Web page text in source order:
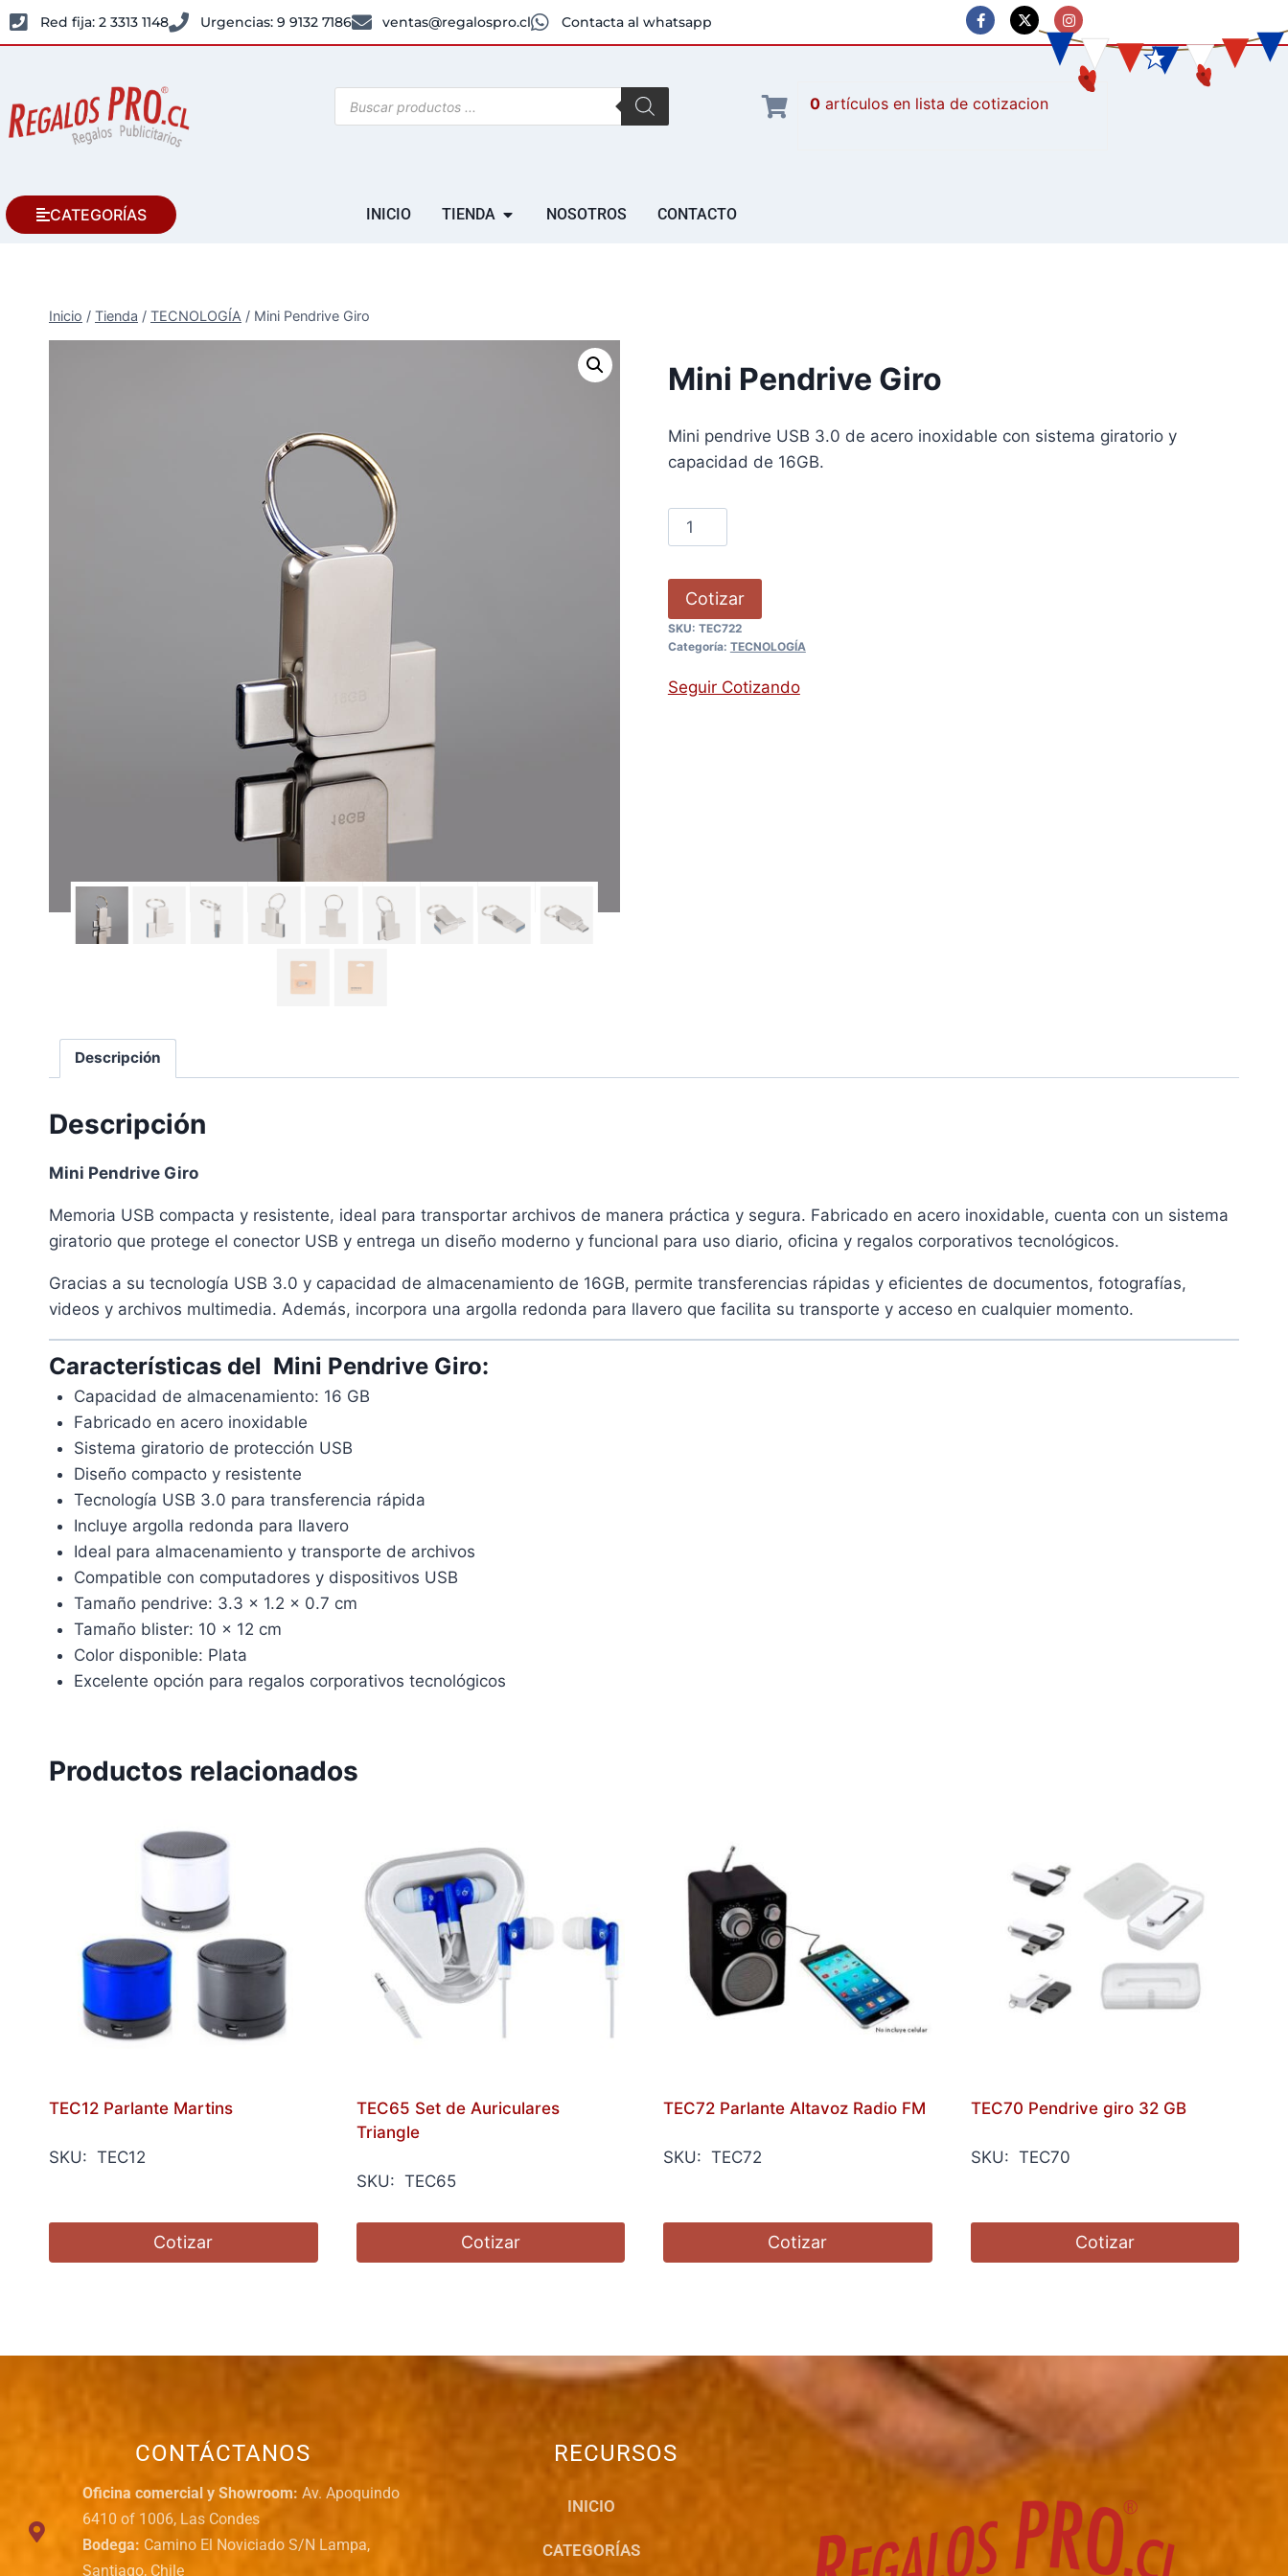
Red fija: 2 3313 1148 Urgencias: 9 9132 7186 ventas@regalospro.cl Contacta al whatsapp
0 artículos
CATEGORÍAS INICIO TIENDA NOSOTROS CONTACTO
Inicio / Tienda / TECNOLOGÍA / Mini Pendrive Giro
Mini Pendrive Giro
Mini pendrive USB 3.0 de acero inoxidable con sistema giratorio y
capacidad de 16GB.
Cotizar
SKU: TEC722
Categoría: TECNOLOGÍA
Seguir Cotizando
Descripción
Descripción
Mini Pendrive Giro
Memoria USB compacta y resistente, ideal para transportar archivos de manera práctica y segura. Fabricado en acero inoxidable, cuenta con un sistema
giratorio que protege el conector USB y entrega un diseño moderno y funcional para uso diario, oficina y regalos corporativos tecnológicos.
Gracias a su tecnología USB 3.0 y capacidad de almacenamiento de 16GB, permite transferencias rápidas y eficientes de documentos, fotografías,
videos y archivos multimedia. Además, incorpora una argolla redonda para llavero que facilita su transporte y acceso en cualquier momento.
Características del Mini Pendrive Giro:
Capacidad de almacenamiento: 16 GB
Fabricado en acero inoxidable
Sistema giratorio de protección USB
Diseño compacto y resistente
Tecnología USB 3.0 para transferencia rápida
Incluye argolla redonda para llavero
Ideal para almacenamiento y transporte de archivos
Compatible con computadores y dispositivos USB
Tamaño pendrive: 3.3 x 1.2 x 0.7 cm
Tamaño blister: 10 x 12 cm
Color disponible: Plata
Excelente opción para regalos corporativos tecnológicos
Productos relacionados
TEC12 Parlante Martins
SKU: TEC12
Cotizar
TEC65 Set de Auriculares
Triangle
SKU: TEC65
Cotizar
TEC72 Parlante Altavoz Radio FM
SKU: TEC72
Cotizar
TEC70 Pendrive giro 32 GB
SKU: TEC70
Cotizar
CONTÁCTANOS
Oficina comercial y Showroom: Av. Apoquindo
6410 of 1006, Las Condes
Bodega: Camino El Noviciado S/N Lampa,
Santiago, Chile
RECURSOS
INICIO
CATEGORÍAS